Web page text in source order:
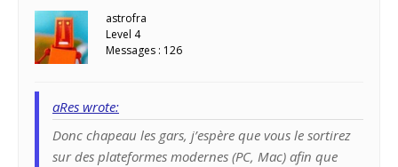
astrofra
Level 4
Messages : 126
aRes wrote:
Donc chapeau les gars, j’espère que vous le sortirez
sur des plateformes modernes (PC, Mac) afin que